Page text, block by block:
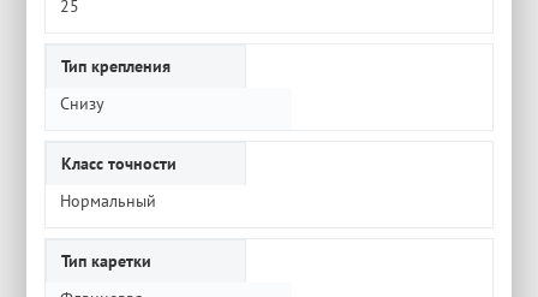
25
Тип крепления
Снизу
Класс точности
Нормальный
Тип каретки